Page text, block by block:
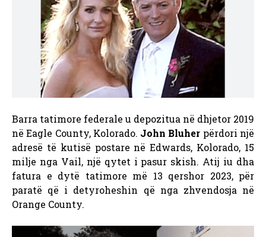
Barra tatimore federale u depozitua në dhjetor 2019
në Eagle County, Kolorado. John Bluher përdori një
adresë të kutisë postare në Edwards, Kolorado, 15
milje nga Vail, një qytet i pasur skish. Atij iu dha
fatura e dytë tatimore më 13 qershor 2023, për
paratë që i detyroheshin që nga zhvendosja në
Orange County.